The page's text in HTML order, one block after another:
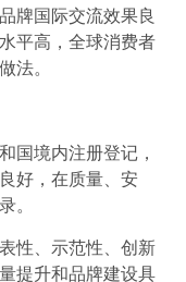
品牌国际交流效果良
平高，全球消费者
法。
国境内注册登记，
好，在质量、安
。
性、示范性、创新
提升和品牌建设具